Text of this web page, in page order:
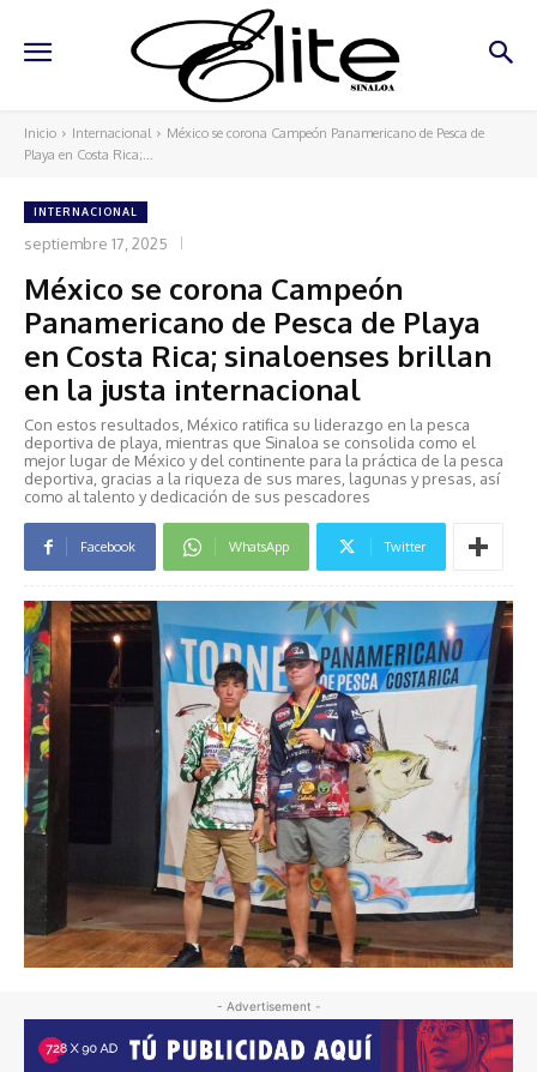
Inicio Internacional
México se corona Campeón Panamericano de Pesca de
Playa en Costa Rica;...
INTERNACIONAL
septiembre 17, 2025
México se corona Campeón
Panamericano de Pesca de Playa
en Costa Rica; sinaloenses brillan
en la justa internacional
Con estos resultados, México ratifica su liderazgo en la pesca
deportiva de playa, mientras que Sinaloa se consolida como el
mejor lugar de México y del continente para la práctica de la pesca
deportiva, gracias a la riqueza de sus mares, lagunas y presas, así
como al talento y dedicación de sus pescadores
Facebook WhatsApp Twitter
- Advertisement -